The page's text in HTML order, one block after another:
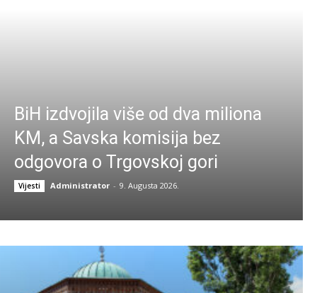
BiH izdvojila više od dva miliona
KM, a Savska komisija bez
odgovora o Trgovskoj gori
Vijesti Administrator - 9. Augusta 2026.